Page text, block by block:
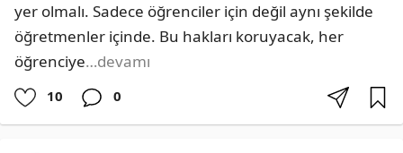
yer olmalı. Sadece öğrenciler için değil aynı şekilde
öğretmenler içinde. Bu hakları koruyacak, her
öğrenciye…devamı
10 0